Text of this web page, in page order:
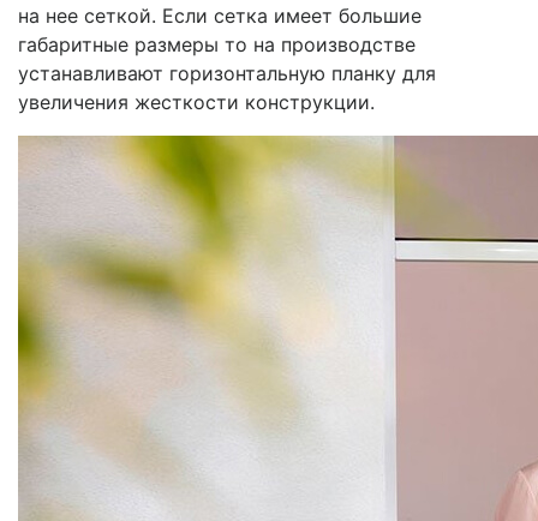
на нее сеткой. Если сетка имеет большие
габаритные размеры то на производстве
устанавливают горизонтальную планку для
увеличения жесткости конструкции.